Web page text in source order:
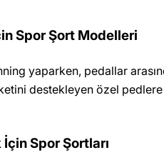
Spor Şort Modelleri
yaparken, pedallar
destekleyen özel
İçin Spor Şortları